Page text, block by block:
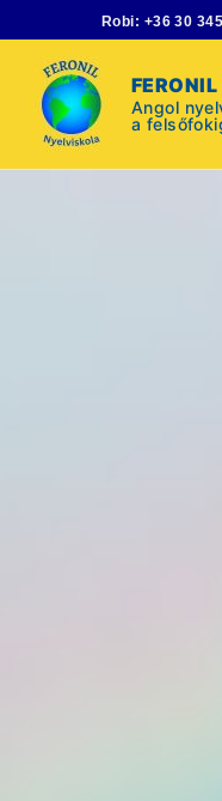
to
content
Robi: +36 30
Angol
a